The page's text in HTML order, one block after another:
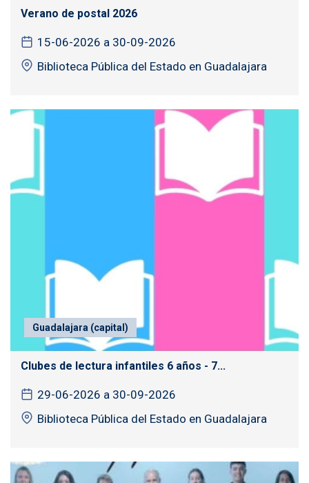
Verano de postal 2026
15-06-2026 a 30-09-2026
Biblioteca Pública del Estado en Guadalajara
Guadalajara (capital)
Clubes de lectura infantiles 6 años - 7...
29-06-2026 a 30-09-2026
Biblioteca Pública del Estado en Guadalajara